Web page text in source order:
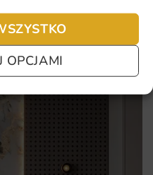
OPCJAMI